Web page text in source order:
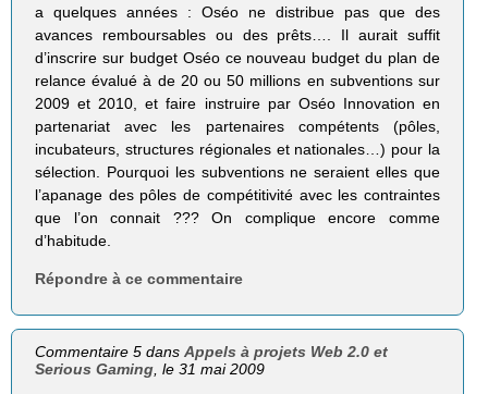
a quelques années : Oséo ne distribue pas que des
avances remboursables ou des prêts…. Il aurait suffit
d’inscrire sur budget Oséo ce nouveau budget du plan de
relance évalué à de 20 ou 50 millions en subventions sur
2009 et 2010, et faire instruire par Oséo Innovation en
partenariat avec les partenaires compétents (pôles,
incubateurs, structures régionales et nationales…) pour la
sélection. Pourquoi les subventions ne seraient elles que
l’apanage des pôles de compétitivité avec les contraintes
que l’on connait ??? On complique encore comme
d’habitude.
Répondre à ce commentaire
Commentaire 5 dansAppels à projets Web 2.0 et
Serious Gaming, le 31 mai 2009